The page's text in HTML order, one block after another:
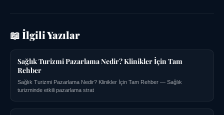
📖 İlgili Yazılar
Sağlık Turizmi Pazarlama Nedir? Klinikler İçin Tam
Rehber
Sağlık Turizmi Pazarlama Nedir? Klinikler İçin Tam Rehber — Sağlık
turizminde etkili pazarlama strat